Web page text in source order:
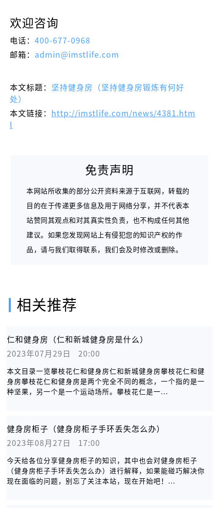
欢迎咨询
电话： 400-677-0968
邮箱： admin@imstlife.com
本文标题： 坚持健身房（坚持健身房锻炼有何好
处）
本文链接：
http://imstlife.com/news/4381.htm
免责声明
本网站所收集的部分公开资料来源于互联网，转载的
目的在于传递更多信息及用于网络分享，并不代表本
站赞同其观点和对其真实性负责，也不构成任何其他
建议。如果您发现网站上有侵犯您的知识产权的作
品，请与我们取得联系，我们会及时修改或删除。
相关推荐
仁和健身房（仁和新城健身房是什么）
2023年07月29日   20:00
本文目录一览攀枝花仁和健身房仁和新城健身房攀枝花仁和健
身房攀枝花仁和健身房是两个完全不同的概念，一个指的是一
种坚果，另一个是一个运动场所。攀枝花仁是一...
健身房柜子（健身房柜子手环丢失怎么办）
2023年08月27日   17:00
今天给各位分享健身房柜子的知识，其中也会对健身房柜子
（健身房柜子手环丢失怎么办）进行解释，如果能碰巧解决你
现在面临的问题，别忘了关注本站，现在开始吧！...